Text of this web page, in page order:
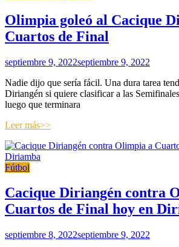
Olimpia goleó al Cacique
Cuartos de Final
septiembre 9, 2022septiembre 9, 2022
Nadie dijo que sería fácil. Una dura tarea
Diriangén si quiere clasificar a las
luego que terminara
Leer más>>
Fútbol
Cacique Diriangén contra
Cuartos de Final hoy en
septiembre 8, 2022septiembre 9, 2022